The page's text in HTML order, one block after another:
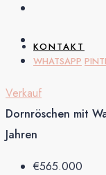
KONTAKT
WHATSAPP
Verkauf
Dornröschen mit
Jahren
€565.000